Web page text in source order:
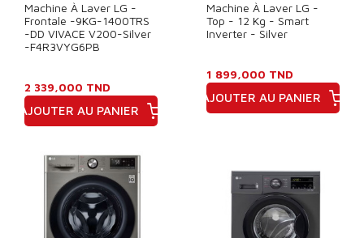
Machine À Laver LG -
Frontale -9KG-1400TRS
-DD VIVACE V200-Silver
-F4R3VYG6PB
2 339,000 TND
AJOUTER AU PANIER
Machine À Laver LG -
Top - 12 Kg - Smart
Inverter - Silver
1 899,000 TND
AJOUTER AU PANIER